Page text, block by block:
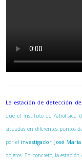
La estación de detección
que el Instituto de Astrofísica
situadas en diferentes puntos
por el investigador José
objetos. En concreto, la